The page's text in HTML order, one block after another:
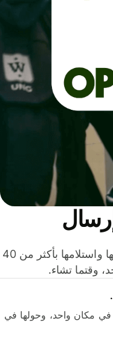
وفّر المال عند إرسال الأموال وإنفاقها واستلامها بأكثر من 40
تشاء.
مكان واحد، وحولها في